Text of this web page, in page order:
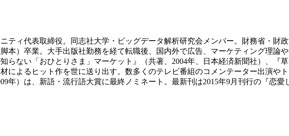
ティ代表取締役。同志社大学・ビッグデータ解析研究会メンバー。財務省・財
本）卒業。大手出版社勤務を経て転職後、国内外で広告、マーケティング理論
らない「おひとりさま」マーケット』（共著、2004年、日本経済新聞社）、『
によるヒット作を世に送り出す。数多くのテレビ番組のコメンテーター出演や
年）は、新語・流行語大賞に最終ノミネート。最新刊は2015年9月刊行の『恋